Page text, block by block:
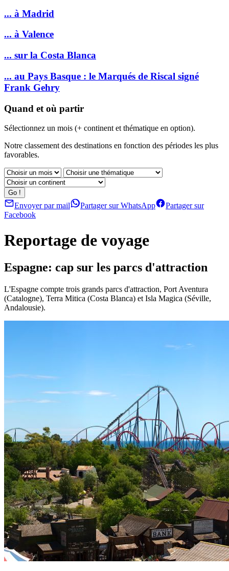
... à Madrid
... à Valence
... sur la Costa Blanca
... au Pays Basque : le Marqués de Riscal signé
Frank Gehry
Quand et où partir
Sélectionnez un mois (+ continent et thématique en option).
Notre classement des destinations en fonction des périodes les plus
favorables.
Envoyer par mail Partager sur WhatsApp
Partager sur
Facebook
Reportage de voyage
Espagne: cap sur les parcs d'attraction
L'Espagne compte trois grands parcs d'attraction, Port Aventura
(Catalogne), Terra Mitica (Costa Blanca) et Isla Magica (Séville,
Andalousie).